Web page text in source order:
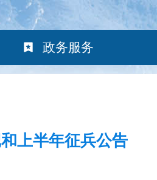
政务服务
上半年征兵公告